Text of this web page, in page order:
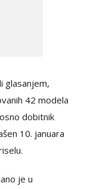
glasanjem,
42 modela
dobitnik
10. januara
je u